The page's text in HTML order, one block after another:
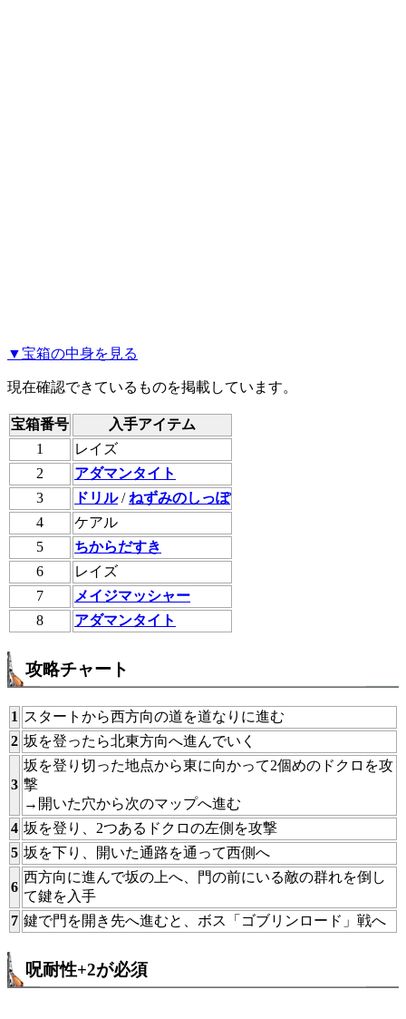
▼宝箱の中身を見る
現在確認できているものを掲載しています。
宝箱番号
入手アイテム
1
レイズ
2
アダマンタイト
3
ドリル/ねずみのしっぽ
4
ケアル
5
ちからだすき
6
レイズ
7
メイジマッシャー
8
アダマンタイト
攻略チャート
1 スタートから西方向の道を道なりに進む
2 坂を登ったら北東方向へ進んでいく
3
坂を登り切った地点から東に向かって2個めのドクロを攻
撃
→開いた穴から次のマップへ進む
4 坂を登り、2つあるドクロの左側を攻撃
5 坂を下り、開いた通路を通って西側へ
6
西方向に進んで坂の上へ、門の前にいる敵の群れを倒し
て鍵を入手
7 鍵で門を開き先へ進むと、ボス「ゴブリンロード」戦へ
呪耐性+2が必須